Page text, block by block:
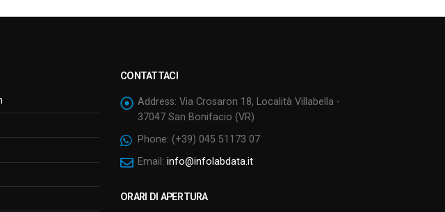
CONTATTACI
Address: Via Crosaron 18, Località Villabella -
37047 San Bonifacio (VR)
Phone: (+39) 045 51173 07
Email: info@infolabdata.it
ORARI DI APERTURA